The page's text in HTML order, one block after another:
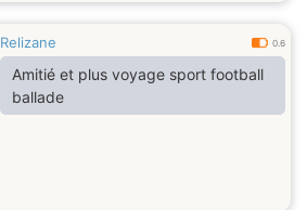
Relizane 0.6
Amitié et plus voyage sport football
ballade